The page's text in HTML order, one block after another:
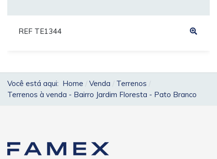
REF TE1344
Você está aqui: Home Venda
Terrenos
Terrenos à venda - Bairro Jardim Floresta - Pato Branco